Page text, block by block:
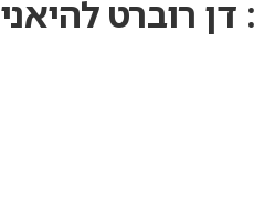
דן רוברט להיאני